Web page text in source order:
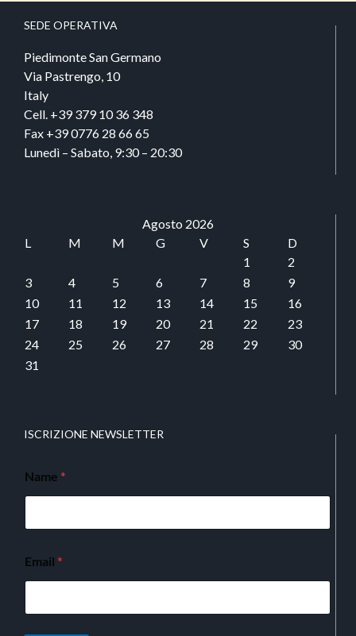
SEDE​ OPERATIVA
Piedimonte San Germano
Via Pastrengo, 10
Italy
Cell. +39 379 10 36 348
Fax +39 0776 28 66 65
Lunedì – Sabato, 9:30 – 20:30
Agosto 2026
L
M M G V S
D
1
2
3
4 5 6 7 8
9
10
11 12 13 14 15
16
17
18 19 20 21 22
23
24
25 26 27 28 29
30
31
ISCRIZIONE NEWSLETTER
Name *
Email *